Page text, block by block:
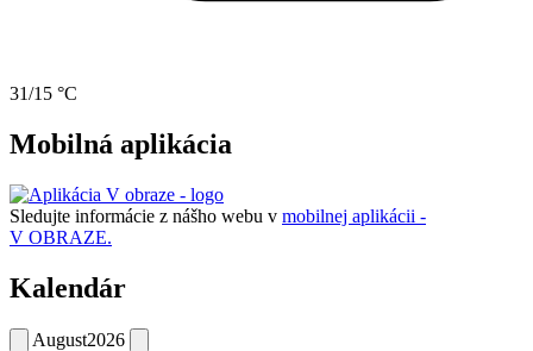
31/15 °C
Mobilná aplikácia
Sledujte informácie z nášho webu v mobilnej aplikácii -
V OBRAZE.
Kalendár
August2026